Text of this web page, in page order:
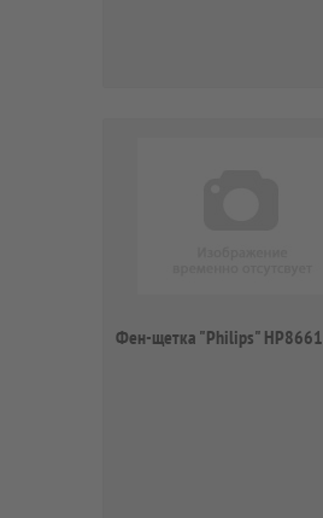
Фен-щетка "Philips" HP8661